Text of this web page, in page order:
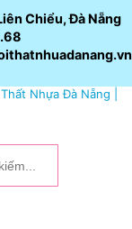
Chiểu, Đà Nẵng
Nhựa Đà Nẵng |